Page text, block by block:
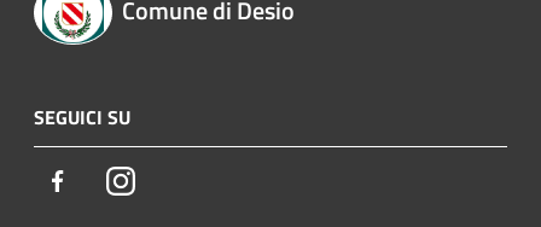
Comune di Desio
SEGUICI SU
FacebookInstagram